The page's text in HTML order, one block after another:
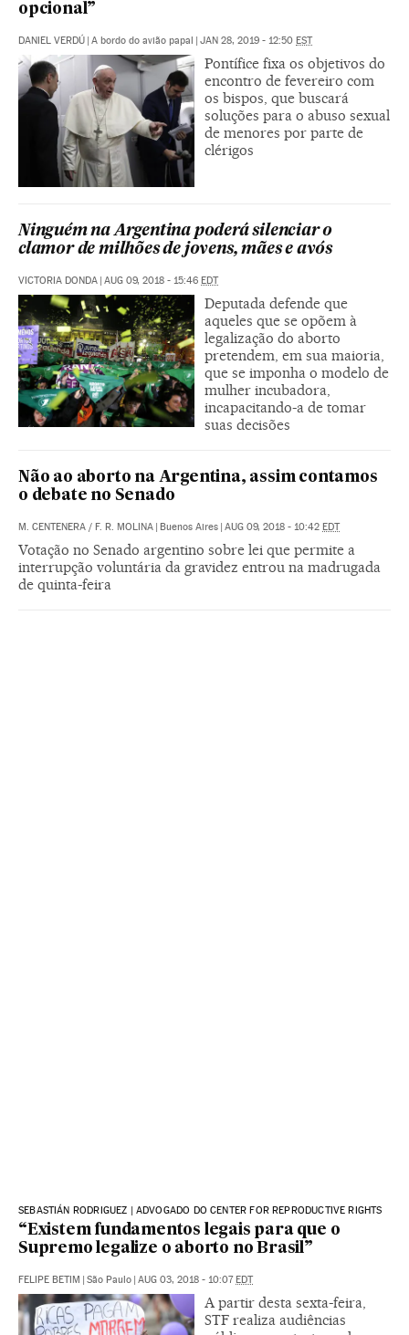
opcional”
DANIEL VERDÚ | A bordo do avião papal | JAN 28, 2019 - 12:50 EST
Pontífice fixa os objetivos do
encontro de fevereiro com
os bispos, que buscará
soluções para o abuso sexual
de menores por parte de
clérigos
Ninguém na Argentina poderá silenciar o
clamor de milhões de jovens, mães e avós
VICTORIA DONDA | AUG 09, 2018 - 15:46 EDT
Deputada defende que
aqueles que se opõem à
legalização do aborto
pretendem, em sua maioria,
que se imponha o modelo de
mulher incubadora,
incapacitando-a de tomar
suas decisões
Não ao aborto na Argentina, assim contamos
o debate no Senado
M. CENTENERA / F. R. MOLINA | Buenos Aires | AUG 09, 2018 - 10:42 EDT
Votação no Senado argentino sobre lei que permite a
interrupção voluntária da gravidez entrou na madrugada
de quinta-feira
SEBASTIÁN RODRIGUEZ | ADVOGADO DO CENTER FOR REPRODUCTIVE RIGHTS
“Existem fundamentos legais para que o
Supremo legalize o aborto no Brasil”
FELIPE BETIM | São Paulo | AUG 03, 2018 - 10:07EDT
A partir desta sexta-feira,
STF realiza audiências